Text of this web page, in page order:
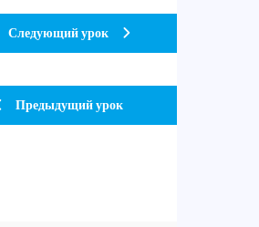
Предыдущий урок
Следующий урок